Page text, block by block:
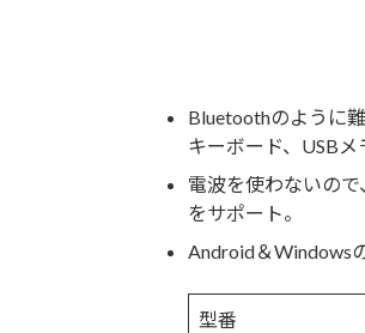
Bluetoothのように
キーボード、USBメ
電波を使わないの
をサポート。
Android＆Windows
型番